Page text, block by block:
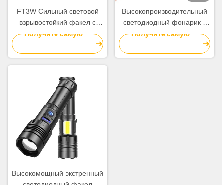
FT3W Сильный световой
взрывостойкий факел с
черным 157 * 35 мм
Получите самую
лучшую цену
Высокопроизводительный
светодиодный фонарик с
1500 люменами
Получите самую
лучшую цену
Высокомощный экстренный